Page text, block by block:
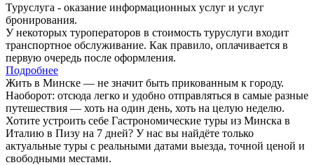
Туруслуга - оказание информационных услуг и услуг
бронирования.
У некоторых туроператоров в стоимость туруслуги входит
транспортное обслуживание. Как правило, оплачивается в
первую очередь после оформления.
Подробнее
Жить в Минске — не значит быть прикованным к городу.
Наоборот: отсюда легко и удобно отправляться в самые разные
путешествия — хоть на один день, хоть на целую неделю.
Хотите устроить себе Гастрономические туры из Минска в
Италию в Пизу на 7 дней? У нас вы найдёте только
актуальные туры с реальными датами выезда, точной ценой и
свободными местами.